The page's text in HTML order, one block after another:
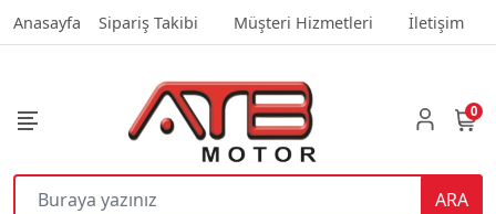
Anasayfa Sipariş Takibi Müşteri Hizmetleri İletişim
ARA
0